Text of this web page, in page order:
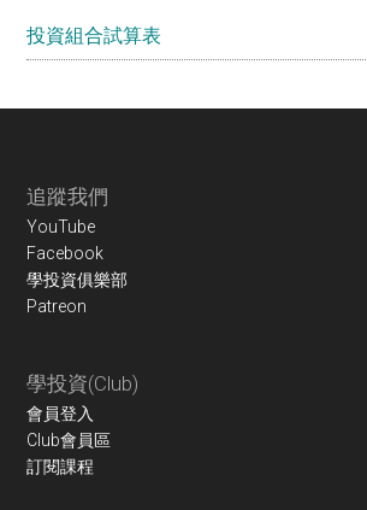
投資組合試算表
Footer
追蹤我們
YouTube
Facebook
學投資俱樂部
Patreon
學投資(Club)
會員登入
Club會員區
訂閱課程